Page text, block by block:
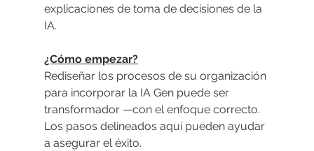
explicaciones de toma de decisiones de la
IA.
¿Cómo empezar?
Rediseñar los procesos de su organización
para incorporar la IA Gen puede ser
transformador —con el enfoque correcto.
Los pasos delineados aquí pueden ayudar
a asegurar el éxito.